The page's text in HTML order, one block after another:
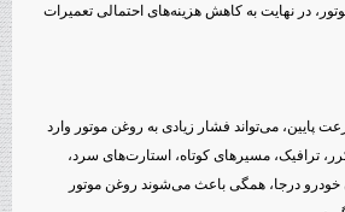
در نهایت به کاهش هزینه‌های احتمالی تعمیرات
پایین، می‌تواند فشار زیادی به روغن موتور وارد
ترافیک، مسیرهای کوتاه، استارت‌های سرد،
درجا، همگی باعث می‌شوند روغن موتور